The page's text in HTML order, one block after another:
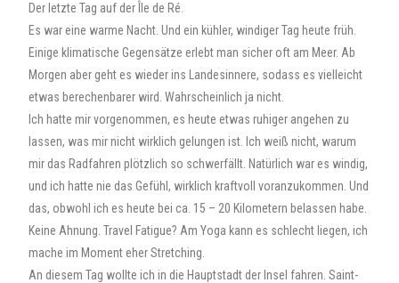
Der letzte Tag auf der Île de Ré.
Es war eine warme Nacht. Und ein kühler, windiger Tag heute früh.
Einige klimatische Gegensätze erlebt man sicher oft am Meer. Ab
Morgen aber geht es wieder ins Landesinnere, sodass es vielleicht
etwas berechenbarer wird. Wahrscheinlich ja nicht.
Ich hatte mir vorgenommen, es heute etwas ruhiger angehen zu
lassen, was mir nicht wirklich gelungen ist. Ich weiß nicht, warum
mir das Radfahren plötzlich so schwerfällt. Natürlich war es windig,
und ich hatte nie das Gefühl, wirklich kraftvoll voranzukommen. Und
das, obwohl ich es heute bei ca. 15 – 20 Kilometern belassen habe.
Keine Ahnung. Travel Fatigue? Am Yoga kann es schlecht liegen, ich
mache im Moment eher Stretching.
An diesem Tag wollte ich in die Hauptstadt der Insel fahren. Saint-